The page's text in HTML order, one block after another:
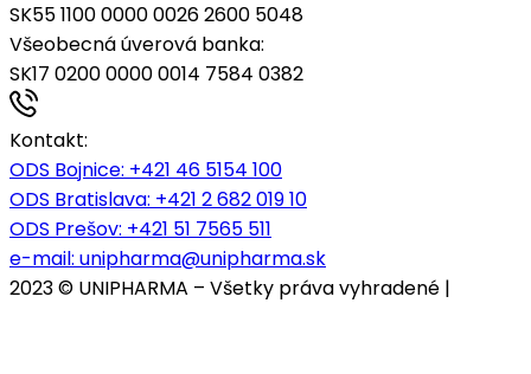
SK55 1100 0000 0026 2600 5048
Všeobecná úverová banka:
SK17 0200 0000 0014 7584 0382
Kontakt:
ODS Bojnice: +421 46 5154 100
ODS Bratislava: +421 2 682 019 10
ODS Prešov: +421 51 7565 511
e-mail: unipharma@unipharma.sk
2023 © UNIPHARMA – Všetky práva vyhradené |